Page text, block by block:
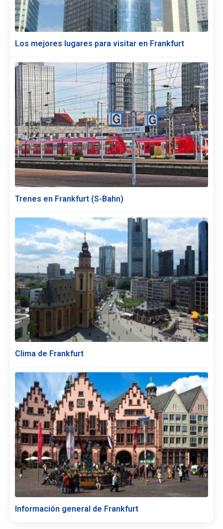
Los mejores lugares para visitar en Frankfurt
Trenes en Frankfurt (S-Bahn)
Clima de Frankfurt
Información general de Frankfurt